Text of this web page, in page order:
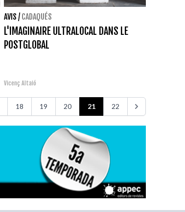
AVIS / CADAQUÉS
L'IMAGINAIRE ULTRALOCAL DANS LE
POSTGLOBAL
Vicenç Altaió
18 19 20 21 22